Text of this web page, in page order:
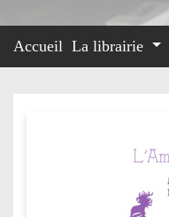
Accueil La librairie